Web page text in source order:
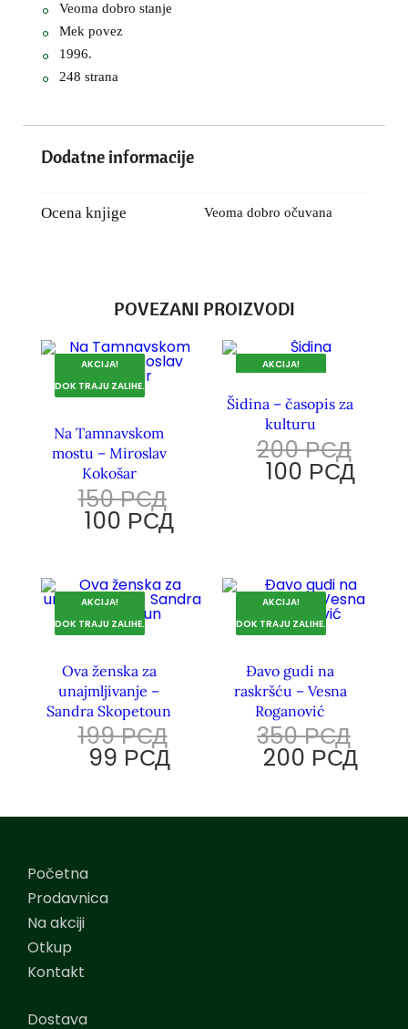
Veoma dobro stanje
Mek povez
1996.
248 strana
Dodatne informacije
Ocena knjige Veoma dobro očuvana
POVEZANI PROIZVODI
AKCIJA!
DOK TRAJU ZALIHE.
Na Tamnavskom
mostu – Miroslav
Kokošar
150РСД
100 РСД
AKCIJA!
Šidina – časopis za
kulturu
200РСД
100 РСД
AKCIJA!
DOK TRAJU ZALIHE.
Ova ženska za
unajmljivanje –
Sandra Skopetoun
199РСД
99 РСД
AKCIJA!
DOK TRAJU ZALIHE.
Đavo gudi na
raskršću – Vesna
Roganović
350РСД
200 РСД
Početna
Prodavnica
Na akciji
Otkup
Kontakt
Dostava